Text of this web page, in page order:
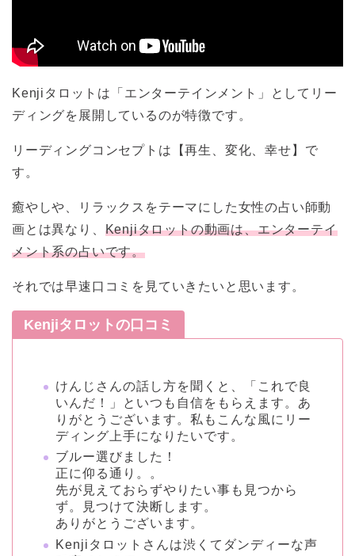
Kenjiタロットは「エンターテインメント」としてリー
ディングを展開しているのが特徴です。
リーディングコンセプトは【再生、変化、幸せ】で
す。
癒やしや、リラックスをテーマにした女性の占い師動
画とは異なり、 Kenjiタロットの動画は、エンターテイ
メント系の占いです。
それでは早速口コミを見ていきたいと思います。
Kenjiタロットの口コミ
けんじさんの話し方を聞くと、「これで良
いんだ！」といつも自信をもらえます。あ
りがとうございます。私もこんな風にリー
ディング上手になりたいです。
ブルー選びました！
正に仰る通り。。
先が見えておらずやりたい事も見つから
ず。見つけて決断します。
ありがとうございます。
Kenjiタロットさんは渋くてダンディーな声